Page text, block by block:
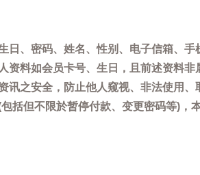
日、密码、姓名、性别、电子信箱、
资料如会员卡号、生日，且前述资料
讯之安全，防止他人窥视、非法使用
括但不限於暂停付款、变更密码等)